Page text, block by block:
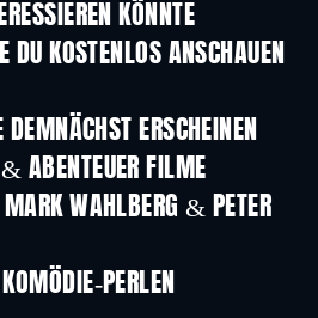
KÖNNTE
KOSTENLOS ANSCHAUEN
ERSCHEINEN
ABENTEUER FILME
WAHLBERG & PETER
PERLEN